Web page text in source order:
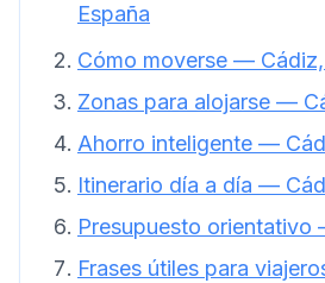
España
Cómo moverse — Cádiz,
Zonas para alojarse —
Ahorro inteligente —
Itinerario día a día —
Presupuesto orientativo
Frases útiles para